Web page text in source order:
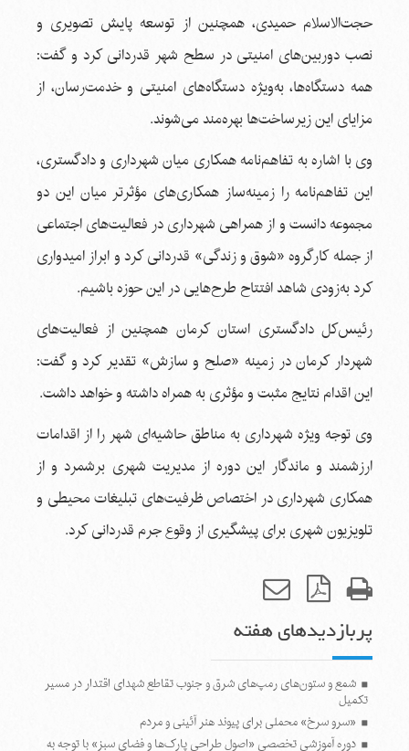
حجت‌الاسلام حمیدی، همچنین از توسعه پایش تصویری و
نصب دوربین‌های امنیتی در سطح شهر قدردانی کرد و گفت:
همه دستگاه‌ها، به‌ویژه دستگاه‌های امنیتی و خدمت‌رسان، از
مزایای این زیرساخت‌ها بهره‌مند می‌شوند.
وی با اشاره به تفاهم‌نامه همکاری میان شهرداری و دادگستری،
این تفاهم‌نامه را زمینه‌ساز همکاری‌های مؤثرتر میان این دو
مجموعه دانست و از همراهی شهرداری در فعالیت‌های اجتماعی
از جمله کارگروه «شوق و زندگی» قدردانی کرد و ابراز امیدواری
کرد به‌زودی شاهد افتتاح طرح‌هایی در این حوزه باشیم.
رئیس‌کل دادگستری استان کرمان همچنین از فعالیت‌های
شهردار کرمان در زمینه «صلح و سازش» تقدیر کرد و گفت:
این اقدام نتایج مثبت و مؤثری به همراه داشته و خواهد داشت.
وی توجه ویژه شهرداری به مناطق حاشیه‌ای شهر را از اقدامات
ارزشمند و ماندگار این دوره از مدیریت شهری برشمرد و از
همکاری شهرداری در اختصاص ظرفیت‌های تبلیغات محیطی و
تلویزیون شهری برای پیشگیری از وقوع جرم قدردانی کرد.
پربازدیدهای هفته
شمع و ستون‌های رمپ‌های شرق و جنوب تقاطع شهدای اقتدار در مسیر
تکمیل
«سرو سرخ» محملی برای پیوند هنر آئینی و مردم
دوره آموزشی تخصصی «اصول طراحی پارک‌ها و فضای سبز» با توجه به